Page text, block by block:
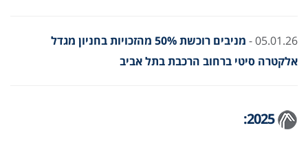
05.01.26 -
מניבים רוכשת 50% מהזכויות בחניון מגדל
אלקטרה סיטי ברחוב הרכבת בתל אביב
2025: